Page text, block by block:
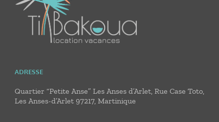
ADRESSE
Quartier “Petite Anse” Les Anses d’Arlet, Rue Case Toto,
Les Anses-d’Arlet 97217, Martinique